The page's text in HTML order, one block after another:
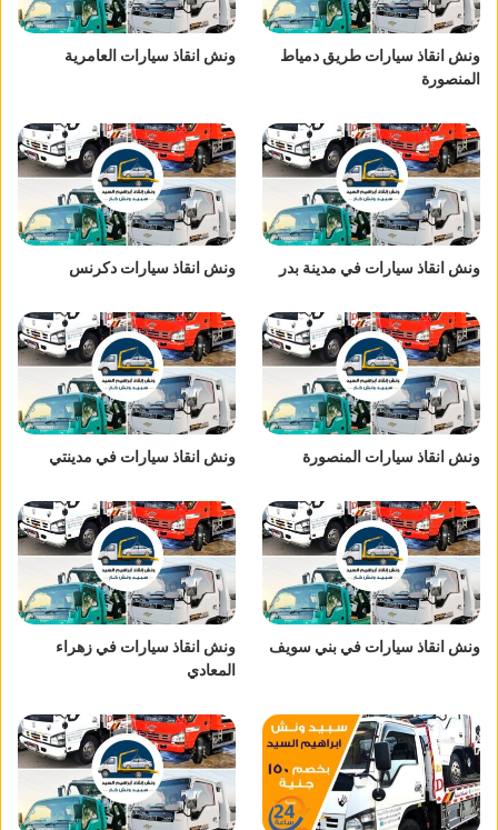
ونش انقاذ سيارات طريق دمياط
المنصورة
ونش انقاذ سيارات العامرية
ونش انقاذ سيارات في مدينة بدر ونش انقاذ سيارات دكرنس
ونش انقاذ سيارات المنصورة ونش انقاذ سيارات في مدينتي
ونش انقاذ سيارات في بني سويف
ونش انقاذ سيارات في زهراء
المعادي